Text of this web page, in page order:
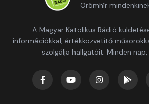
Örömhír
A Magyar Katolikus Rádió
információkkal, értékközvetítő
szolgálja hallgatóit. Minden